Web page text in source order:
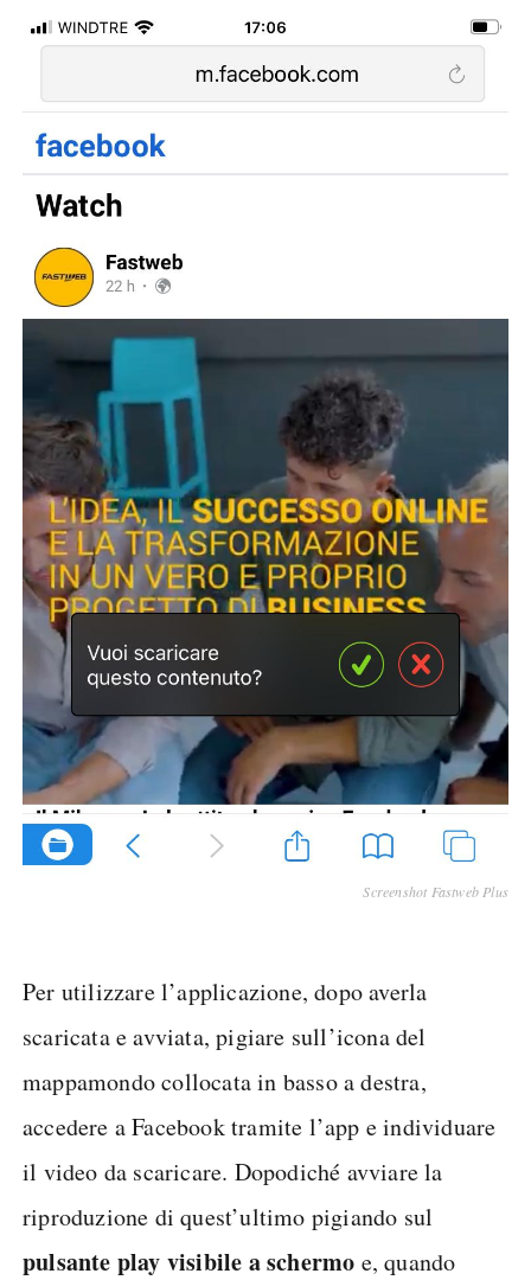
Screenshot Fastweb Plus
Per utilizzare l’applicazione, dopo averla
scaricata e avviata, pigiare sull’icona del
mappamondo collocata in basso a destra,
accedere a Facebook tramite l’app e individuare
il video da scaricare. Dopodiché avviare la
riproduzione di quest’ultimo pigiando sul
pulsante play visibile a schermo e, quando